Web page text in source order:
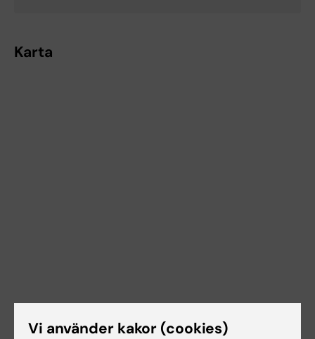
Karta
Vi använder kakor (cookies)